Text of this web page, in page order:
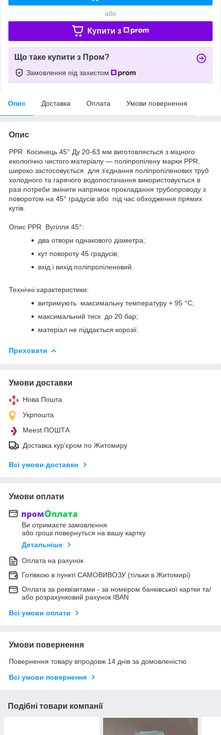
або
Купити з
Що таке купити з Пром?
Замовлення під захистом
Опис Доставка Оплата Умови повернення
Опис
PPR Косинець 45° Ду 20-63 мм виготовляється з міцного
екологічно чистого матеріалу — поліпропілену марки PPR,
широко застосовується для з'єднання поліпропіленових труб
холодного та гарячого водопостачання використовується в
разі потреби змінити напрямок прокладання трубопроводу з
поворотом на 45° градусів або під час обходження прямих
кутів.
Опис PPR Вугілля 45°:
два отвори однакового діаметра;
кут повороту 45 градусів;
вхід і вихід поліпропіленовий.
Технічні характеристики:
витримують максимальну температуру + 95 °C;
максимальний тиск до 20 бар;
матеріал не піддається корозії.
Приховати
Умови доставки
Нова Пошта
Укрпошта
Meest ПОШТА
Доставка кур'єром по Житомиру
Всі умови доставки
Умови оплати
Ви отримаєте замовлення
або гроші повернуться на вашу картку
Детальніше
Оплата на рахунок
Готівкою в пункті САМОВИВОЗУ (тільки в Житомирі)
Оплата за реквізитами - за номером банківської картки та/
або розрахунковий рахунок IBAN
Всі умови оплати
Умови повернення
Повернення товару впродовж 14 днів за домовленістю
Всі умови повернення
Подібні товари компанії